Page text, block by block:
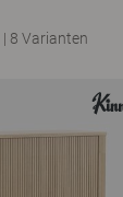
| 8 Varianten